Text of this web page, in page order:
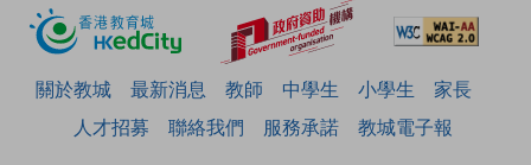
關於教城 最新消息 教師 中學生 小學生
家長
人才招募
聯絡我們 服務承諾 教城電子報